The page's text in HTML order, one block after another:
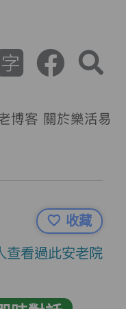
博客 關於樂活易
收藏
查看過此安老院